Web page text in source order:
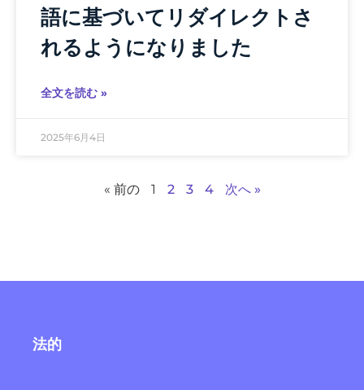
語に基づいてリダイレクトさ
れるようになりました
全文を読む »
2025年6月4日
« 前の 1 2 3 4 次へ »
法的